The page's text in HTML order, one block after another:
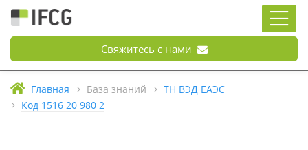
Свяжитесь с нами
Главная База знаний
ТН ВЭД ЕАЭС
Код 1516 20 980 2